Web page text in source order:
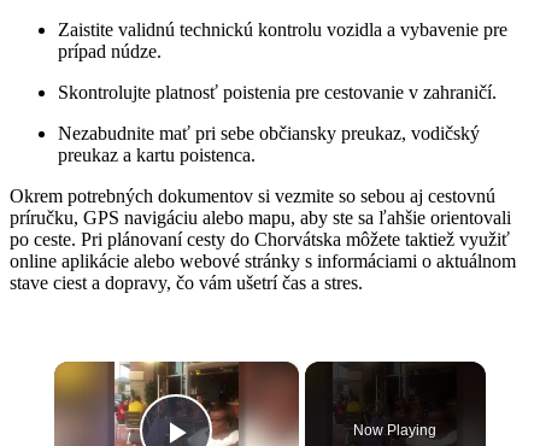
Zaistite validnú technickú kontrolu vozidla a vybavenie pre
prípad núdze.
Skontrolujte platnosť poistenia pre cestovanie v zahraničí.
Nezabudnite mať pri sebe občiansky preukaz, vodičský
preukaz a kartu poistenca.
Okrem potrebných dokumentov si vezmite so sebou aj cestovnú
príručku, GPS navigáciu alebo mapu, aby ste sa ľahšie orientovali
po ceste. Pri plánovaní cesty do Chorvátska môžete taktiež využiť
online aplikácie alebo webové stránky s informáciami o aktuálnom
stave ciest a dopravy, čo vám ušetrí čas a stres.
×
Now Playing